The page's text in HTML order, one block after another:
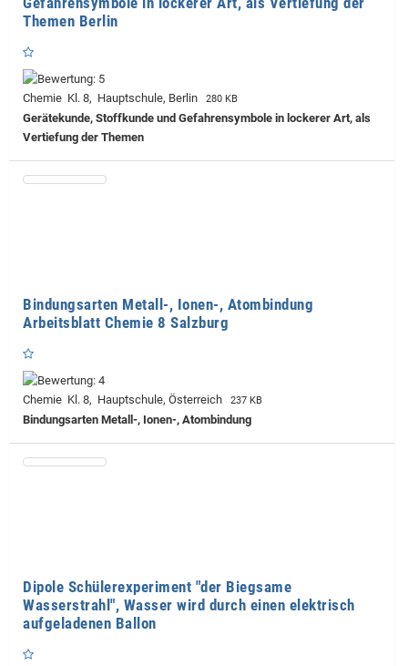
Themen Berlin
Chemie Kl. 8, Hauptschule, Berlin 280 KB
Gerätekunde, Stoffkunde und Gefahrensymbole in lockerer Art, als
Vertiefung der Themen
Bindungsarten Metall-, Ionen-, Atombindung
Arbeitsblatt Chemie 8 Salzburg
Chemie Kl. 8, Hauptschule, Österreich 237 KB
Bindungsarten Metall-, Ionen-, Atombindung
Dipole Schülerexperiment "der Biegsame
Wasserstrahl", Wasser wird durch einen elektrisch
aufgeladenen Ballon